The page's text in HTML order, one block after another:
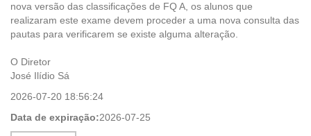
nova versão das classificações de FQ A, os alunos que
realizaram este exame devem proceder a uma nova consulta das
pautas para verificarem se existe alguma alteração.
O Diretor
José Ilídio Sá
2026-07-20 18:56:24
Data de expiração:2026-07-25